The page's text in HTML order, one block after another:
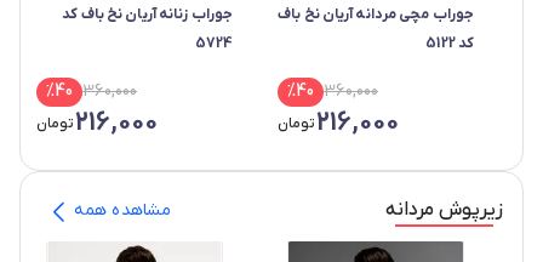
جوراب مچی مردانه آریان نخ باف
کد 5122
360,000
%40
216,000تومان
جوراب زنانه آریان نخ باف کد
5724
360,000
%40
216,000تومان
زیرپوش مردانه مشاهده همه